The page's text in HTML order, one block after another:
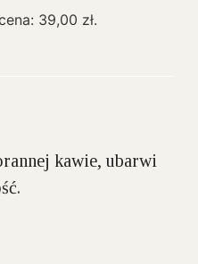
39,00 zł.
kawie, ubarwi